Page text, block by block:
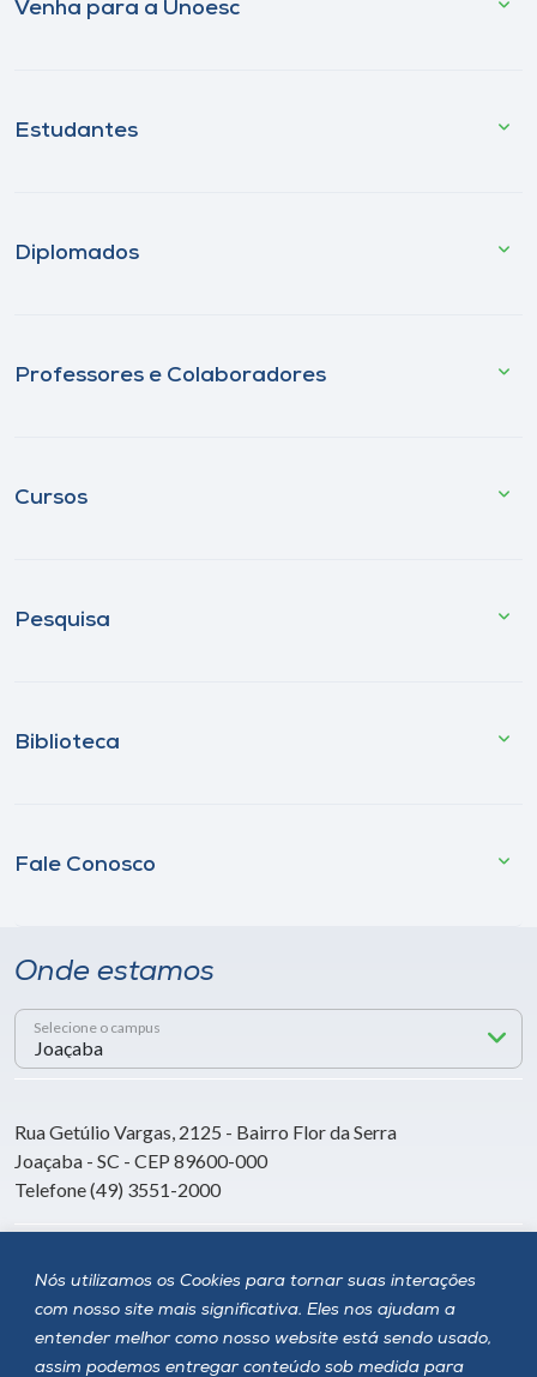
Nós utilizamos os Cookies para tornar suas interações
com nosso site mais significativa. Eles nos ajudam a
entender melhor como nosso website está sendo usado,
assim podemos entregar conteúdo sob medida para
Venha para a Unoesc
Estudantes
Diplomados
Professores e Colaboradores
Cursos
Pesquisa
Biblioteca
Fale Conosco
Onde estamos
Selecione o campus
Rua Getúlio Vargas, 2125 - Bairro Flor da Serra
Joaçaba - SC - CEP 89600-000
Telefone (49) 3551-2000
Siga a Unoesc